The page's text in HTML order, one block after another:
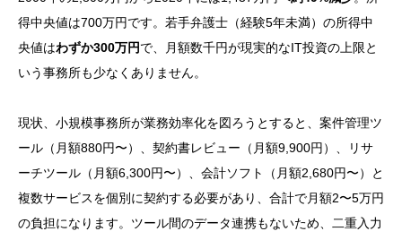
得中央値は700万円です。若手弁護士（経験5年未満）の所得中
央値はわずか300万円で、月額数千円が現実的なIT投資の上限と
いう事務所も少なくありません。
現状、小規模事務所が業務効率化を図ろうとすると、案件管理ツ
ール（月額880円〜）、契約書レビュー（月額9,900円）、リサ
ーチツール（月額6,300円〜）、会計ソフト（月額2,680円〜）と
複数サービスを個別に契約する必要があり、合計で月額2〜5万円
の負担になります。ツール間のデータ連携もないため、二重入力